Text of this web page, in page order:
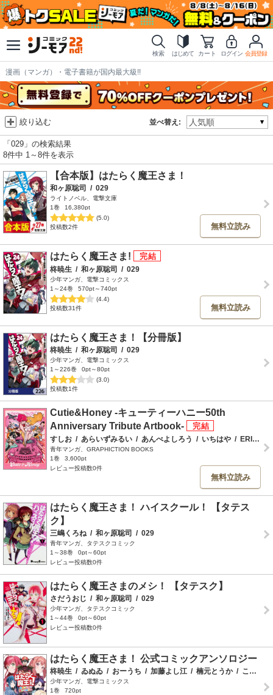
検索 はじめて カート ログイン 会員登録
漫画（マンガ）・電子書籍が国内最大級!!
並べ替え:
絞り込む
「029」の検索結果
8件中 1～8件を表示
【合本版】はたらく魔王さま！
和ヶ原聡司 / 029
ライトノベル、電撃文庫
1巻
16,380pt
(5.0)
投稿数2件
無料立読み
はたらく魔王さま!
柊暁生 / 和ヶ原聡司 / 029
少年マンガ、電撃コミックス
1～24巻
570pt～740pt
(4.4)
投稿数31件
無料立読み
はたらく魔王さま！【分冊版】
柊暁生 / 和ヶ原聡司 / 029
少年マンガ、電撃コミックス
1～226巻
0pt～80pt
(3.0)
投稿数1件
Cutie&Honey -キューティーハニー50th
Anniversary Tribute Artbook-
すしお / あらいずみるい / あんべよしろう / いちはや / ERIMO
青年マンガ、GRAPHICTION BOOKS
1巻
3,600pt
レビュー投稿数0件
無料立読み
はたらく魔王さま！ ハイスクール！ 【タテス
ク】
三嶋くろね / 和ヶ原聡司 / 029
青年マンガ、タテスクコミック
1～38巻
0pt～60pt
レビュー投稿数0件
はたらく魔王さまのメシ！ 【タテスク】
さだうおじ / 和ヶ原聡司 / 029
少年マンガ、タテスクコミック
1～44巻
0pt～60pt
レビュー投稿数0件
はたらく魔王さま！ 公式コミックアンソロジー
柊暁生 / ゐぬゐ / おーうち / 加藤よし江 / 楠元とうか / こげたおこげ
少年マンガ、電撃コミックス
1巻
720pt